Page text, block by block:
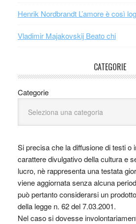
Henrik Nordbrandt L’amore è così
Vladimir Majakovskij Beato chi
CATEGORIE
Categorie
Si precisa che la diffusione di testi o
carattere divulgativo della cultura e
lucro, nè rappresenta una testata
viene aggiornata senza alcuna
può pertanto considerarsi un
della legge n. 62 del 7.03.2001.
Nel caso si dovesse